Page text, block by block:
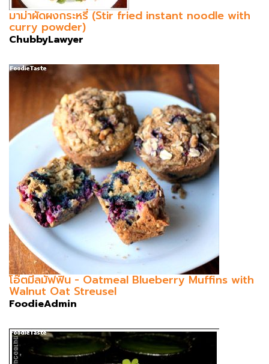
มาม่าผัดผงกระหรี่ (Stir fried instant noodle with
curry powder)
ChubbyLawyer
โอ๊ตมีลมัฟฟิน - Oatmeal Blueberry Muffins with
Walnut Oat Streusel
FoodieAdmin